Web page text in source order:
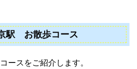
駅 お散歩コース
ースをご紹介します。